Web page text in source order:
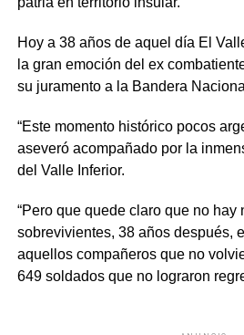
Hoy a 38 años de aquel día El
la gran emoción del ex
su juramento a la Bandera
“Este momento histórico pocos
aseveró acompañado por la
del Valle Inferior.
“Pero que quede claro que no hay
sobrevivientes, 38 años después,
aquellos compañeros que no
649 soldados que no lograron